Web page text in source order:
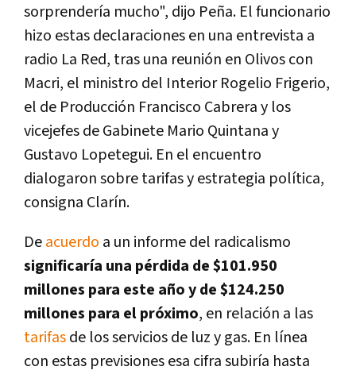
sorprenderí­a mucho", dijo Peña. El funcionario
hizo estas declaraciones en una entrevista a
radio La Red, tras una reunión en Olivos con
Macri, el ministro del Interior Rogelio Frigerio,
el de Producción Francisco Cabrera y los
vicejefes de Gabinete Mario Quintana y
Gustavo Lopetegui. En el encuentro
dialogaron sobre tarifas y estrategia polí­tica,
consigna Clarí­n.
Deacuerdo a un informe del radicalismo
significarí­a una pérdida de $101.950
millones para este año y de $124.250
millones para el próximo, en relación a las
tarifasde los servicios de luz y gas. En lí­nea
con estas previsiones esa cifra subirí­a hasta